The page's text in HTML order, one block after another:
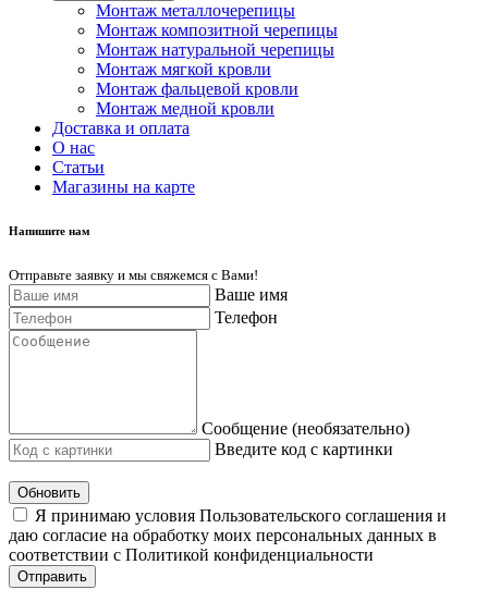
Монтаж металлочерепицы
Монтаж композитной черепицы
Монтаж натуральной черепицы
Монтаж мягкой кровли
Монтаж фальцевой кровли
Монтаж медной кровли
Доставка и оплата
О нас
Cтатьи
Магазины на карте
Напишите нам
Отправьте заявку и мы свяжемся с Вами!
Ваше имя
Телефон
Сообщение (необязательно)
Введите код с картинки
Обновить
Я принимаю условия Пользовательского соглашения и
даю согласие на обработку моих персональных данных в
соответствии с Политикой конфиденциальности
Отправить